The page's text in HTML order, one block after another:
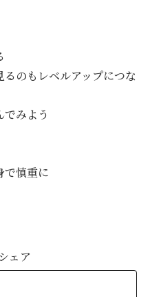
のもレベルアップにつな
みよう
で慎重に
ェア